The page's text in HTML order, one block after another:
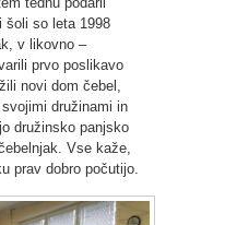
šoli so leta 1998
v likovno –
prvo poslikavo
novi dom čebel,
družinami in
družinsko panjsko
Vse kaže,
prav dobro počutijo.